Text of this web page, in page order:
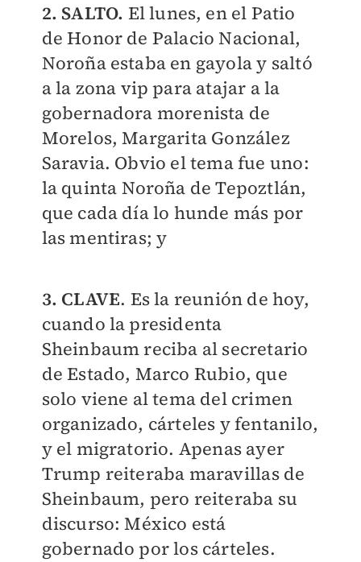
2. SALTO. El lunes, en el Patio
de Honor de Palacio Nacional,
Noroña estaba en gayola y saltó
a la zona vip para atajar a la
gobernadora morenista de
Morelos, Margarita González
Saravia. Obvio el tema fue uno:
la quinta Noroña de Tepoztlán,
que cada día lo hunde más por
las mentiras; y
3. CLAVE. Es la reunión de hoy,
cuando la presidenta
Sheinbaum reciba al secretario
de Estado, Marco Rubio, que
solo viene al tema del crimen
organizado, cárteles y fentanilo,
y el migratorio. Apenas ayer
Trump reiteraba maravillas de
Sheinbaum, pero reiteraba su
discurso: México está
gobernado por los cárteles.